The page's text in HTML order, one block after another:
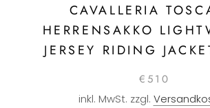
CAVALLERIA
HERRENSAKKO
JERSEY RIDING
€510
inkl. MwSt. zzgl.